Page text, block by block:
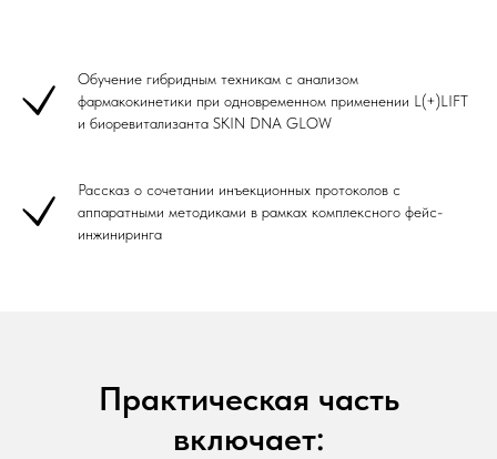
Обучение гибридным техникам с анализом
фармакокинетики при одновременном применении L(+)LIFT
и биоревитализанта SKIN DNA GLOW
Рассказ о сочетании инъекционных протоколов с
аппаратными методиками в рамках комплексного фейс-
инжиниринга
Практическая часть
включает: